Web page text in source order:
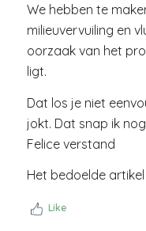
We hebben te
milieuvervuiling en
oorzaak van het
ligt.
Dat los je niet
jokt. Dat snap ik
Felice verstand
Het bedoelde
Like